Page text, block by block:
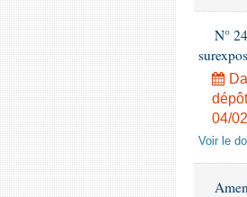
N°
04/
Voir le